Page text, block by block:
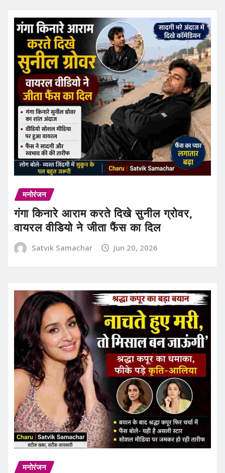
मनोरंजन
गंगा किनारे आराम करते दिखे सुनील ग्रोवर,
वायरल वीडियो ने जीता फैंस का दिल
Satvik Samachar Jun 20, 2026
मनोरंजन